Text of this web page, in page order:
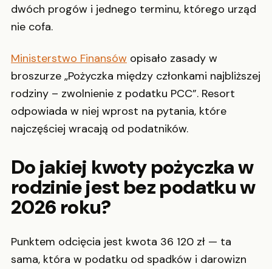
dwóch progów i jednego terminu, którego urząd
nie cofa.
Ministerstwo Finansów opisało zasady w
broszurze „Pożyczka między członkami najbliższej
rodziny – zwolnienie z podatku PCC”. Resort
odpowiada w niej wprost na pytania, które
najczęściej wracają od podatników.
Do jakiej kwoty pożyczka w
rodzinie jest bez podatku w
2026 roku?
Punktem odcięcia jest kwota 36 120 zł — ta
sama, która w podatku od spadków i darowizn